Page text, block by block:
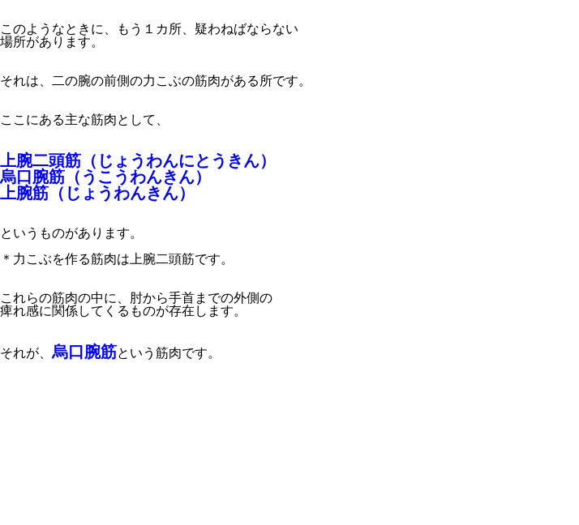
このようなときに、もう１カ所、疑わねばならない
場所があります。
それは、二の腕の前側の力こぶの筋肉がある所です。
ここにある主な筋肉として、
上腕二頭筋（じょうわんにとうきん）
烏口腕筋（うこうわんきん）
上腕筋（じょうわんきん）
というものがあります。
＊力こぶを作る筋肉は上腕二頭筋です。
これらの筋肉の中に、肘から手首までの外側の
痺れ感に関係してくるものが存在します。
それが、 烏口腕筋という筋肉です。